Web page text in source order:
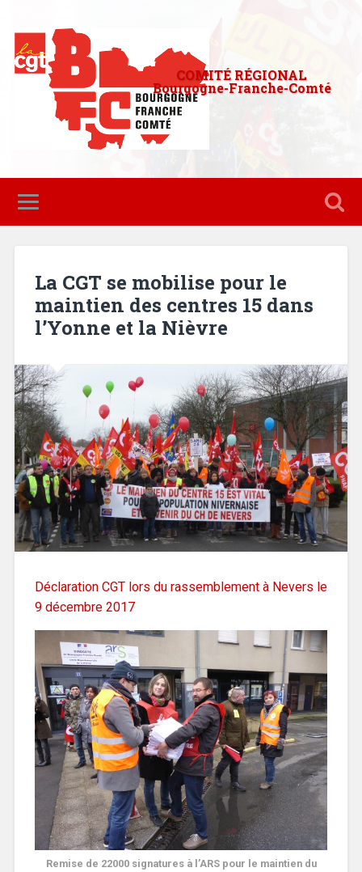
COMITÉ RÉGIONAL
Bourgogne-Franche-Comté
La CGT se mobilise pour le
maintien des centres 15 dans
l’Yonne et la Nièvre
Déclaration CGT lors du rassemblement à Nevers le
9 décembre 2017
Remise de 22000 signatures à l’ARS pour le maintien du